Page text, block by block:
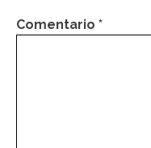
Comentario *